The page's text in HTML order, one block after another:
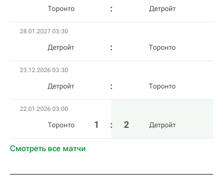
Торонто Детройт
28.01.2027 03:30
Детройт Торонто
23.12.2026 03:30
Детройт Торонто
22.01.2026 03:00
Торонто 1 : 2 Детройт
Смотреть все матчи